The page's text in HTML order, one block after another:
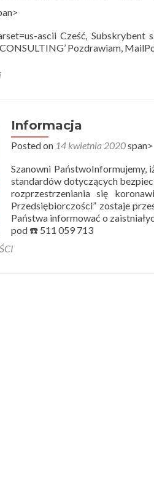
ascii Cześć, Subskrybent
Pozdrawiam,
Informacja
Posted on 14 kwietnia 2020span>
Szanowni PaństwoInformujemy,
standardów dotyczących
rozprzestrzeniania się
Przedsiębiorczości” zostaje
Państwa informować o
pod ☎️ 511 059 713